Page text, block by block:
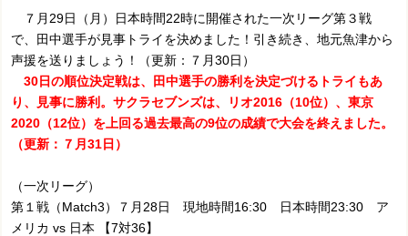
７月29日（月）日本時間22時に開催された一次リーグ第３戦
で、田中選手が見事トライを決めました！引き続き、地元魚津から
声援を送りましょう！（更新：７月30日）
30日の順位決定戦は、田中選手の勝利を決定づけるトライもあ
り、見事に勝利。サクラセブンズは、リオ2016（10位）、東京
2020（12位）を上回る過去最高の9位の成績で大会を終えました。
（更新：７月31日）
（一次リーグ）
第１戦（Match3）７月28日 現地時間16:30 日本時間23:30 ア
メリカ vs 日本 【7対36】